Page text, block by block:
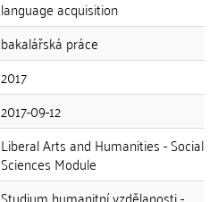
language acquisition
bakalářská práce
2017
2017-09-12
Liberal Arts and Humanities - Social
Sciences Module